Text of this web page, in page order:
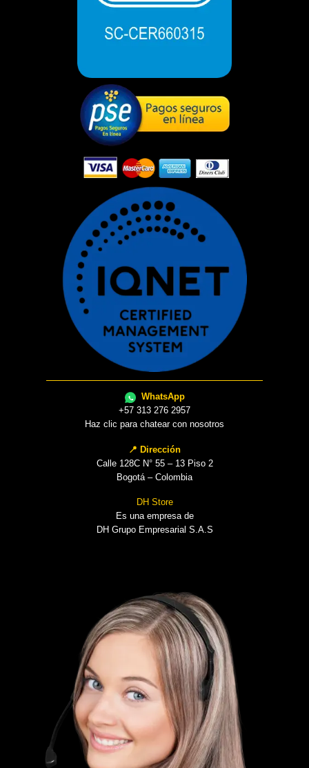
WhatsApp
+57 313 276 2957
Haz clic para chatear con nosotros
📍 Dirección
Calle 128C N° 55 – 13 Piso 2
Bogotá – Colombia
DH Store
Es una empresa de
DH Grupo Empresarial S.A.S